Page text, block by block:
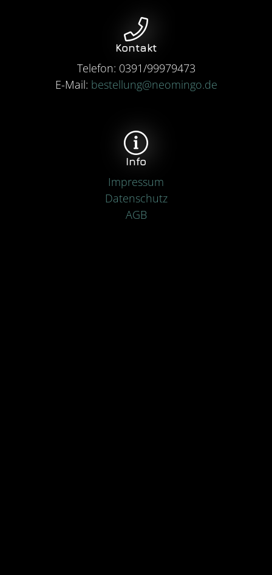
Kontakt
Telefon: 0391/99979473
E-Mail: bestellung@neomingo.de
Info
Impressum
Datenschutz
AGB